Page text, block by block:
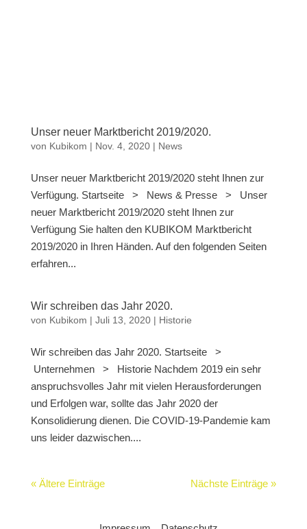
Unser neuer Marktbericht 2019/2020.
von Kubikom | Nov. 4, 2020| News
Unser neuer Marktbericht 2019/2020 steht Ihnen zur
Verfügung. Startseite > News & Presse > Unser
neuer Marktbericht 2019/2020 steht Ihnen zur
Verfügung Sie halten den KUBIKOM Marktbericht
2019/2020 in Ihren Händen. Auf den folgenden Seiten
erfahren...
Wir schreiben das Jahr 2020.
von Kubikom | Juli 13, 2020| Historie
Wir schreiben das Jahr 2020. Startseite >
Unternehmen > Historie Nachdem 2019 ein sehr
anspruchsvolles Jahr mit vielen Herausforderungen
und Erfolgen war, sollte das Jahr 2020 der
Konsolidierung dienen. Die COVID-19-Pandemie kam
uns leider dazwischen....
« Ältere Einträge Nächste Einträge »